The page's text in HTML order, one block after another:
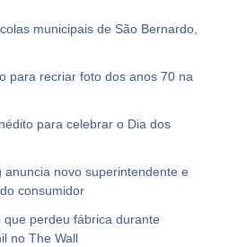
municipais de São Bernardo,
para recriar foto dos anos 70 na
para celebrar o Dia dos
anuncia novo superintendente e
consumidor
perdeu fábrica durante
no The Wall